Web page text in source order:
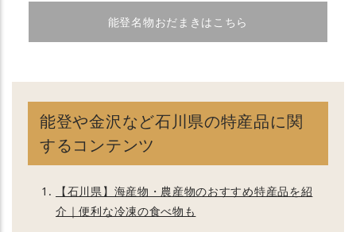
能登名物おだまきはこちら
能登や金沢など石川県の特産品に関
するコンテンツ
【石川県】海産物・農産物のおすすめ特産品を紹
介｜便利な冷凍の食べ物も